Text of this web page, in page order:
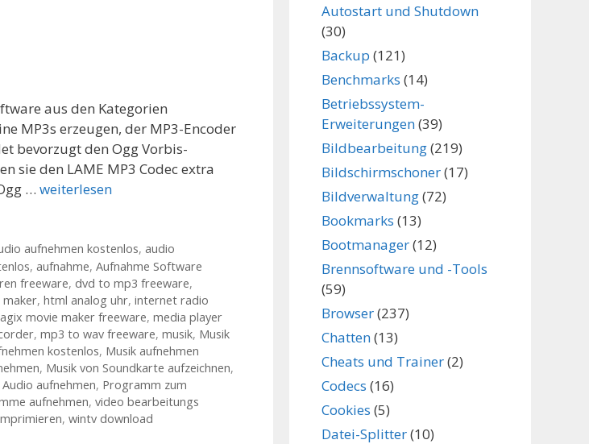
aus den Kategorien
MP3s erzeugen, der MP3-Encoder
bevorzugt den Ogg Vorbis-
sie den LAME MP3 Codec extra
… weiterlesen
aufnehmen kostenlos, audio
, aufnahme, Aufnahme Software
freeware, dvd to mp3 freeware,
, html analog uhr, internet radio
movie maker freeware, media player
, mp3 to wav freeware, musik, Musik
kostenlos, Musik aufnehmen
, Musik von Soundkarte aufzeichnen,
aufnehmen, Programm zum
aufnehmen, video bearbeitungs
, wintv download
Autostart und Shutdown
(30)
Backup (121)
Benchmarks (14)
Betriebssystem-
Erweiterungen(39)
Bildbearbeitung(219)
Bildschirmschoner(17)
Bildverwaltung(72)
Bookmarks (13)
Bootmanager(12)
Brennsoftware und -Tools
(59)
Browser(237)
Chatten(13)
Cheats und Trainer(2)
Codecs (16)
Cookies (5)
Datei-Splitter(10)